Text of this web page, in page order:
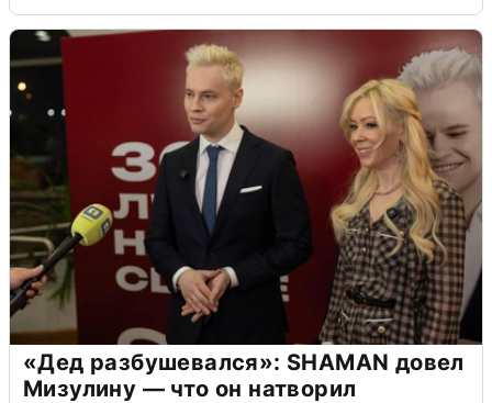
«Дед разбушевался»: SHAMAN довел
Мизулину — что он натворил